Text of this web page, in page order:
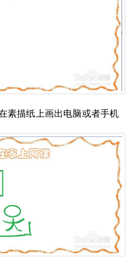
素描纸上画出电脑或者手机